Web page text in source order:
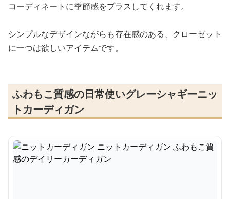
コーディネートに季節感をプラスしてくれます。
シンプルなデザインながらも存在感のある、クローゼット
に一つは欲しいアイテムです。
ふわもこ質感の日常使いグレーシャギーニッ
トカーディガン